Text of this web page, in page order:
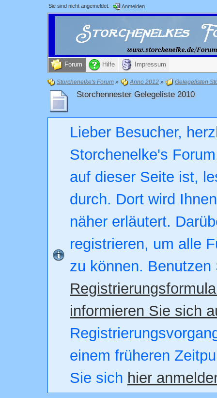
Sie sind nicht angemeldet. Anmelden
Forum Hilfe Impressum
Storchenelke's Forum » Anno 2012 » Gelegelisten
Storchennester Gelegeliste 2010
Lieber Besucher,
Storchenelke's
auf dieser Seite ist,
durch. Dort wird
näher erläutert.
registrieren, um alle
zu können. Benutzen
informieren Sie sich
einem früheren
Sie sich hier